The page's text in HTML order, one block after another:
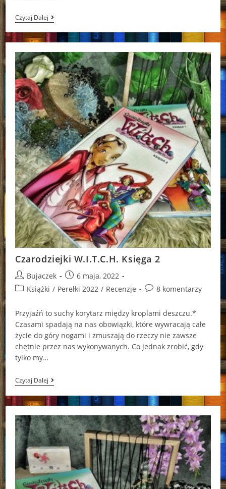
Czytaj DalejCzarodziejki
W.I.T.C.H.
Księga
3
Czarodziejki W.I.T.C.H. Księga 2
Post
author:
Bujaczek
Post
published:
6 maja, 2022
PostKsiążki / Perełki 2022 / Recenzje
Post8 komentarzy
Przyjaźń to suchy korytarz między kroplami deszczu.*
Czasami spadają na nas obowiązki, które wywracają całe
życie do góry nogami i zmuszają do rzeczy nie zawsze
chętnie przez nas wykonywanych. Co jednak zrobić, gdy
tylko my…
Czytaj DalejCzarodziejki
W.I.T.C.H.
Księga
2